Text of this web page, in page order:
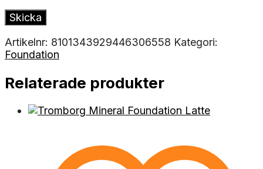
Artikelnr: 8101343929446306558 Kategori:
Foundation
Relaterade produkter